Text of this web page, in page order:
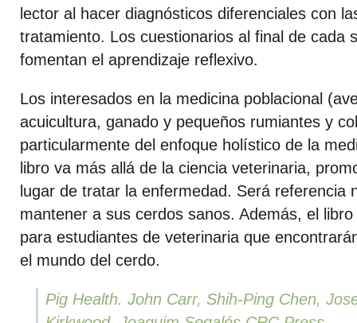
lector al hacer diagnósticos diferenciales con
tratamiento. Los cuestionarios al final de cada
fomentan el aprendizaje reflexivo.
Los interesados ​​en la medicina poblacional
acuicultura, ganado y pequeños rumiantes y
particularmente del enfoque holístico de la
libro va más allá de la ciencia veterinaria,
lugar de tratar la enfermedad. Será referencia
mantener a sus cerdos sanos. Además, el
para estudiantes de veterinaria que
el mundo del cerdo.
Pig Health. John Carr, Shih-Ping Chen,